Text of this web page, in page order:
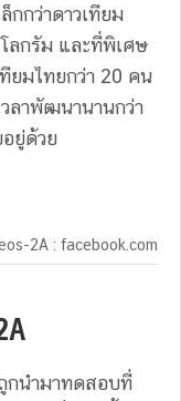
กกว่าดาวเทียม
ลกรัม และที่พิเศษ
ยมไทยกว่า 20 คน
ลาพัฒนานานกว่า
ยู่ด้วย
2A : facebook.com
กนำมาทดสอบที่